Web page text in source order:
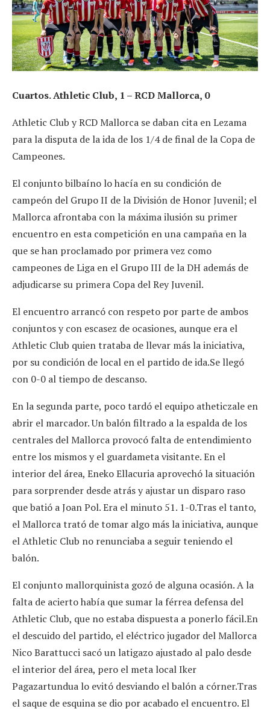
Cuartos. Athletic Club, 1 – RCD Mallorca, 0
Athletic Club y RCD Mallorca se daban cita en Lezama
para la disputa de la ida de los 1/4 de final de la Copa de
Campeones.
El conjunto bilbaíno lo hacía en su condición de
campeón del Grupo II de la División de Honor Juvenil; el
Mallorca afrontaba con la máxima ilusión su primer
encuentro en esta competición en una campaña en la
que se han proclamado por primera vez como
campeones de Liga en el Grupo III de la DH además de
adjudicarse su primera Copa del Rey Juvenil.
El encuentro arrancó con respeto por parte de ambos
conjuntos y con escasez de ocasiones, aunque era el
Athletic Club quien trataba de llevar más la iniciativa,
por su condición de local en el partido de ida.Se llegó
con 0-0 al tiempo de descanso.
En la segunda parte, poco tardó el equipo atheticzale en
abrir el marcador. Un balón filtrado a la espalda de los
centrales del Mallorca provocó falta de entendimiento
entre los mismos y el guardameta visitante. En el
interior del área, Eneko Ellacuria aprovechó la situación
para sorprender desde atrás y ajustar un disparo raso
que batió a Joan Pol. Era el minuto 51. 1-0.Tras el tanto,
el Mallorca trató de tomar algo más la iniciativa, aunque
el Athletic Club no renunciaba a seguir teniendo el
balón.
El conjunto mallorquinista gozó de alguna ocasión. A la
falta de acierto había que sumar la férrea defensa del
Athletic Club, que no estaba dispuesta a ponerlo fácil.En
el descuido del partido, el eléctrico jugador del Mallorca
Nico Barattucci sacó un latigazo ajustado al palo desde
el interior del área, pero el meta local Iker
Pagazartundua lo evitó desviando el balón a córner.Tras
el saque de esquina se dio por acabado el encuentro. El